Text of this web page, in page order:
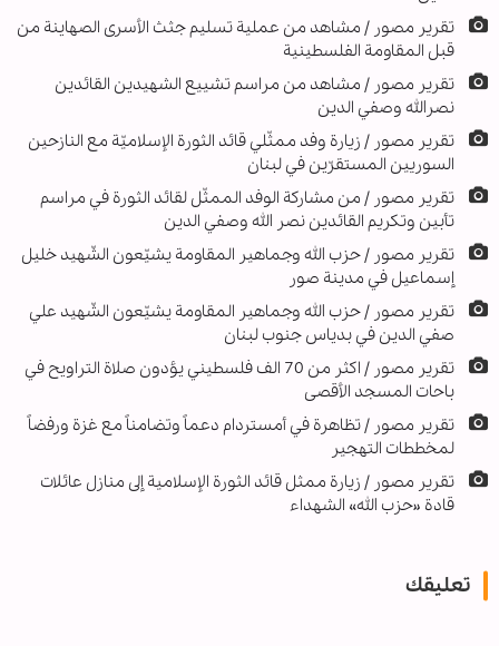
تقریر مصور / مشاهد من عملية تسليم جثث الأسرى الصهاينة من
قبل المقاومة الفلسطينية
تقرير مصور / مشاهد من مراسم تشييع الشهيدين القائدين
نصرالله وصفي الدين
تقرير مصور / زيارة وفد ممثّلي قائد الثورة الإسلاميّة مع النازحين
السوريين المستقرّين في لبنان
تقرير مصور / من مشاركة الوفد الممثّل لقائد الثورة في مراسم
تأبين وتكريم القائدين نصر الله وصفي الدين
تقریر مصور / حزب الله وجماهير المقاومة يشيّعون الشّهيد خليل
إسماعيل في مدينة صور
تقریر مصور / حزب الله وجماهير المقاومة يشيّعون الشّهيد علي
صفي الدين في بدياس جنوب لبنان
تقریر مصور / اكثر من 70 الف فلسطيني يؤدون صلاة التراويح في
باحات المسجد الأقصى
تقرير مصور / تظاهرة في أمستردام دعماً وتضامناً مع غزة ورفضاً
لمخططات التهجير
تقریر مصور / زيارة ممثل قائد الثورة الإسلامية إلى منازل عائلات
قادة «حزب الله» الشهداء
تعليقك